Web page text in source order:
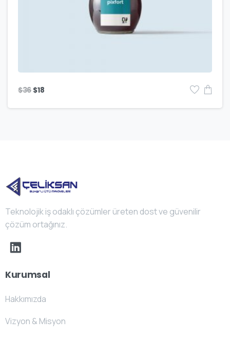
$36 $18
Teknolojik iş odaklı çözümler üreten dost ve güvenilir
çözüm ortağınız.
Kurumsal
Hakkımızda
Vizyon & Misyon